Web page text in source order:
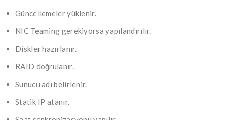
Güncellemeler yüklenir.
NIC Teaming gerekiyorsa yapılandırılır.
Diskler hazırlanır.
RAID doğrulanır.
Sunucu adı belirlenir.
Statik IP atanır.